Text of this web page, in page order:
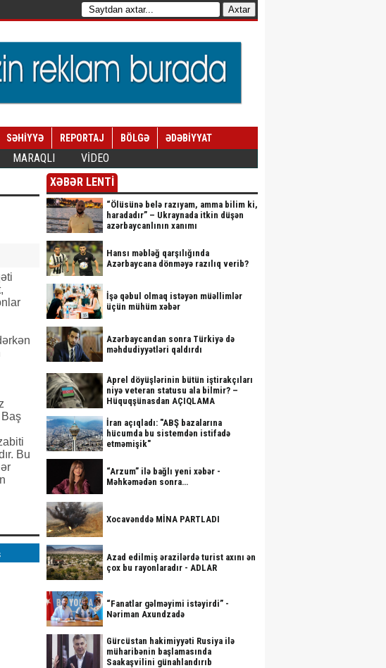
SƏHİYYƏ REPORTAJ BÖLGƏ ƏDƏBİYYAT
MARAQLI VİDEO
Baş
Bu
XƏBƏR LENTİ
“Ölüsünə belə razıyam, amma bilim ki,
haradadır” – Ukraynada itkin düşən
azərbaycanlının xanımı
Hansı məbləğ qarşılığında
Azərbaycana dönməyə razılıq verib?
İşə qəbul olmaq istəyən müəllimlər
üçün mühüm xəbər
Azərbaycandan sonra Türkiyə də
məhdudiyyətləri qaldırdı
Aprel döyüşlərinin bütün iştirakçıları
niyə veteran statusu ala bilmir? –
Hüquqşünasdan AÇIQLAMA
İran açıqladı: "ABŞ bazalarına
hücumda bu sistemdən istifadə
etməmişik"
“Arzum” ilə bağlı yeni xəbər -
Məhkəmədən sonra…
Xocavənddə MİNA PARTLADI
Azad edilmiş ərazilərdə turist axını ən
çox bu rayonlaradır - ADLAR
“Fanatlar gəlməyimi istəyirdi” -
Nəriman Axundzadə
Gürcüstan hakimiyyəti Rusiya ilə
müharibənin başlamasında
Saakaşvilini günahlandırıb